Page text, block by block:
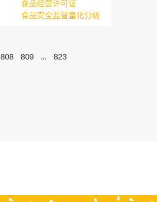
食品经营许可证
食品安全监督量化分级
808 809 ... 823